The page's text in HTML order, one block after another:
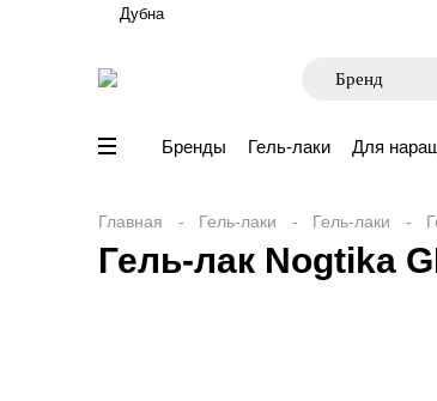
Дубна
Бренды Гель-лаки Для
Главная Гель-лаки Гель-лаки
Гель-лак Nogtika